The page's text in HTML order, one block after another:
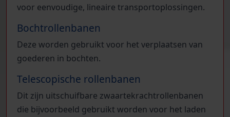
voor eenvoudige, lineaire transportoplossingen.
Bochtrollenbanen
Deze worden gebruikt voor het verplaatsen van
goederen in bochten.
Telescopische rollenbanen
Dit zijn uitschuifbare zwaartekrachtrollenbanen
die bijvoorbeeld gebruikt worden voor het laden